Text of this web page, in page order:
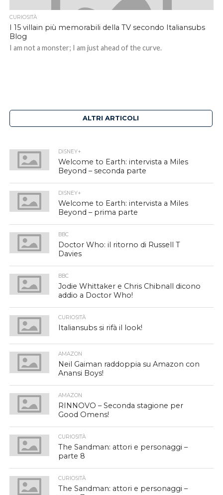
CURIOSITÀ
I 15 villain più memorabili della TV secondo Italiansubs
Blog
I am not a monster; I am just ahead of the curve.
ALTRI ARTICOLI
DISNEY+
Welcome to Earth: intervista a Miles
Beyond – seconda parte
DISNEY+
Welcome to Earth: intervista a Miles
Beyond – prima parte
BBC
Doctor Who: il ritorno di Russell T
Davies
BBC
Jodie Whittaker e Chris Chibnall dicono
addio a Doctor Who!
CURIOSITÀ
Italiansubs si rifà il look!
AMAZON
Neil Gaiman raddoppia su Amazon con
Anansi Boys!
AMAZON
RINNOVO – Seconda stagione per
Good Omens!
CURIOSITÀ
The Sandman: attori e personaggi –
parte 8
CURIOSITÀ
The Sandman: attori e personaggi –